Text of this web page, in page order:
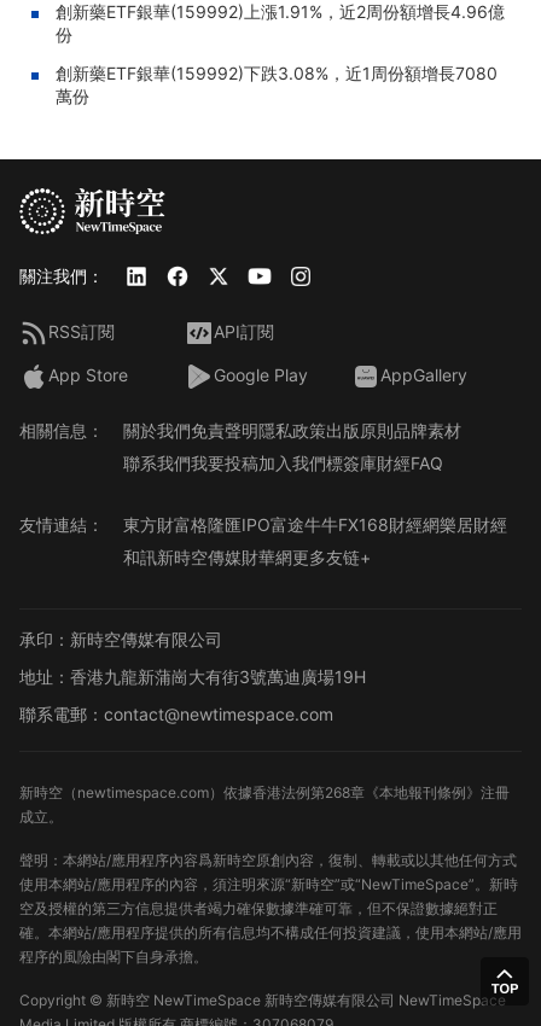
創新藥ETF銀華(159992)上漲1.91%，近2周份額增長4.96億
份
創新藥ETF銀華(159992)下跌3.08%，近1周份額增長7080
萬份
關注我們：
RSS訂閱 API訂閱
App Store Google Play AppGallery
相關信息： 關於我們免責聲明隱私政策出版原則品牌素材
聯系我們我要投稿加入我們標簽庫財經FAQ
友情連結： 東方財富格隆匯IPO富途牛牛FX168財經網樂居財經
和訊新時空傳媒財華網更多友链+
承印：新時空傳媒有限公司
地址：香港九龍新蒲崗大有街3號萬迪廣場19H
聯系電郵：contact@newtimespace.com
新時空（ newtimespace.com）依據香港法例第268章《本地報刊條例》注冊
成立。
聲明：本網站/應用程序內容爲新時空原創內容，復制、轉載或以其他任何方式
使用本網站/應用程序的內容，須注明來源“新時空”或“NewTimeSpace”。新時
空及授權的第三方信息提供者竭力確保數據準確可靠，但不保證數據絕對正
確。本網站/應用程序提供的所有信息均不構成任何投資建議，使用本網站/應用
程序的風險由閣下自身承擔。
Copyright © 新時空 NewTimeSpace 新時空傳媒有限公司 NewTimeSpace